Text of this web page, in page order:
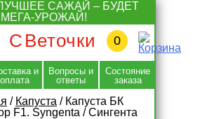
САЖАЙ – БУДЕТ
МЕГА-УРОЖАЙ!
С Веточки 0
и
оплата
Вопросы и
ответы
Состояние
заказа
/ Капуста / Капуста БК
F1. Syngenta / Сингента